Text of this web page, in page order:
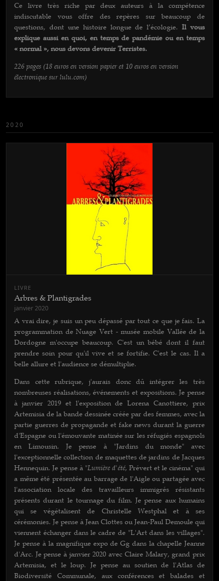
Ce livre très riche par deux auteurs à la compétence
indiscutable vous offre des repères sur beaucoup de
questions, dont une histoire longue de l’écologie.Il vous
explique aussi en quoi, en temps de pandémie ou en temps
« normal », nous devons devenir Terristes.
226 pages (18 euros en version papier et 10 euros en version
électronique sur lulu.com)
2020
LIVRE
Arbres & Plantigrades
janvier 2020
A vrai dire, je suis un peu dépassé par tout ce que je fais. La
programmation de Nuage Vert - musée mobile Vallée de la
Dordogne m'occupe beaucoup. C'est un bébé dont il faut
prendre soin pour qu'il vive et se fortifie. C'est le cas. Il a
belle allure et l'audience se démultiplie.
Dans cette rubrique, j'aurais donc dû intégrer les très
nombreuses réalisations, événements et expositions. Je pense
à janvier 2019 et l'exposition de Lorena Canottiere, prix
Artemisia de la bande dessinée créée par des femmes, avec la
partie guerres de propagande et fake news durant la guerre
d'Espagne ou l'émouvante matinée sur les réfugiés espagnols
en Limousin. Je pense à "Jardins du monde" avec
l'exceptionnelle collection de maquettes de jardins de Jacques
Hennequin. Je pense à "Lumière d'été, Prévert et le cinéma" qui
a même été présentée au barrage de l'Aigle ou partagée avec
l'association locale des travailleurs immigrés résistants
présents durant le tournage du film. Je pense aux humains
qui se végétalisent de Christelle Westphal et à ses
cérémonies. Je pense à Jean Clottes ou Jean-Paul Demoule qui
viennent échanger dans le cadre de "L'Art dans les villages".
Je pense à la magnifique expo de Gg dans la chapelle Jeanne
d'Arc. Je pense à janvier 2020 avec Claire Malary, grand prix
Artemisia, et le loup. Je pense au soutien de l'Atlas de
Biodiversité Communale, aux conférences et balades et